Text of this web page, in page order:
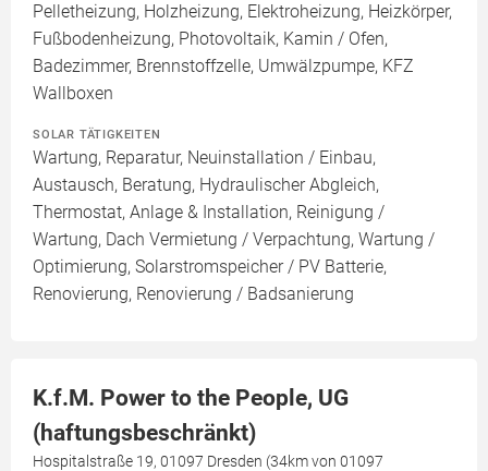
Pelletheizung, Holzheizung, Elektroheizung, Heizkörper,
Fußbodenheizung, Photovoltaik, Kamin / Ofen,
Badezimmer, Brennstoffzelle, Umwälzpumpe, KFZ
Wallboxen
SOLAR TÄTIGKEITEN
Wartung, Reparatur, Neuinstallation / Einbau,
Austausch, Beratung, Hydraulischer Abgleich,
Thermostat, Anlage & Installation, Reinigung /
Wartung, Dach Vermietung / Verpachtung, Wartung /
Optimierung, Solarstromspeicher / PV Batterie,
Renovierung, Renovierung / Badsanierung
K.f.M. Power to the People, UG
(haftungsbeschränkt)
Hospitalstraße 19, 01097 Dresden (34km von 01097